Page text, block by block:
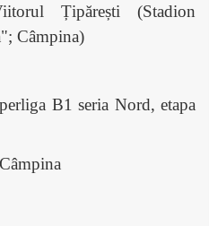
Țipărești (Stadion
Câmpina)
B1 seria Nord, etapa